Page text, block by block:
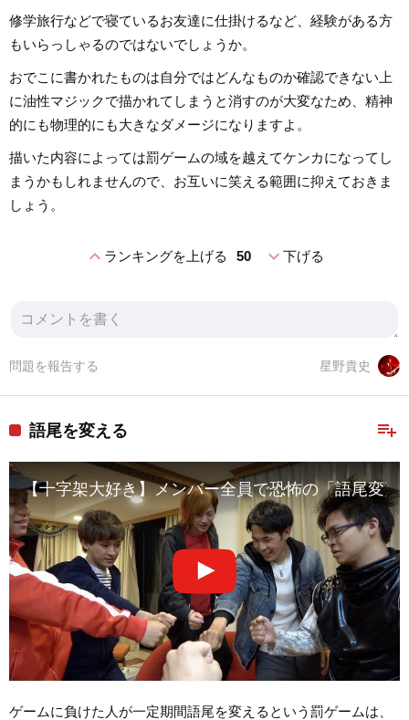
修学旅行などで寝ているお友達に仕掛けるなど、経験がある方
もいらっしゃるのではないでしょうか。
おでこに書かれたものは自分ではどんなものか確認できない上
に油性マジックで描かれてしまうと消すのが大変なため、精神
的にも物理的にも大きなダメージになりますよ。
描いた内容によっては罰ゲームの域を越えてケンカになってし
まうかもしれませんので、お互いに笑える範囲に抑えておきま
しょう。
expand_lessランキングを上げる 50 expand_more下げる
星野貴史
問題を報告する
playlist_add
語尾を変える
【十字架大好き】メンバー全員で恐怖の「語尾変更
ゲームに負けた人が一定期間語尾を変えるという罰ゲームは、